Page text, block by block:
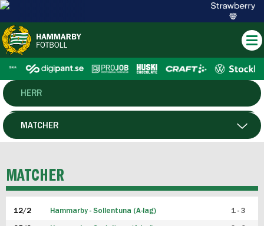
HERR
DAM
P19
F19
MATCHER
MATCHER
12/2 Hammarby - Sollentuna (A-lag) 1 - 3